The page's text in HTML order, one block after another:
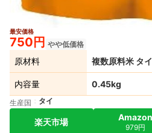
最安価格
750円 やや低価格
原材料 複数原料米 タ
内容量 0.45kg
生産国 タイ
楽天市場 Amazon
979円